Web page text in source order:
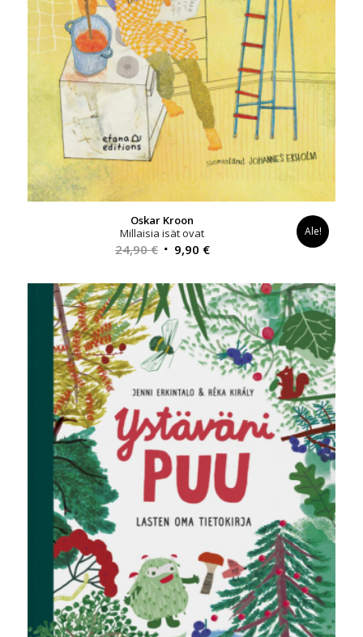
Oskar Kroon
Millaisia isät ovat
24,90€ Alkuperäinen
oli:
24,90 €.
9,90 €Nykyinen
on:
9,90 €.
Ale!